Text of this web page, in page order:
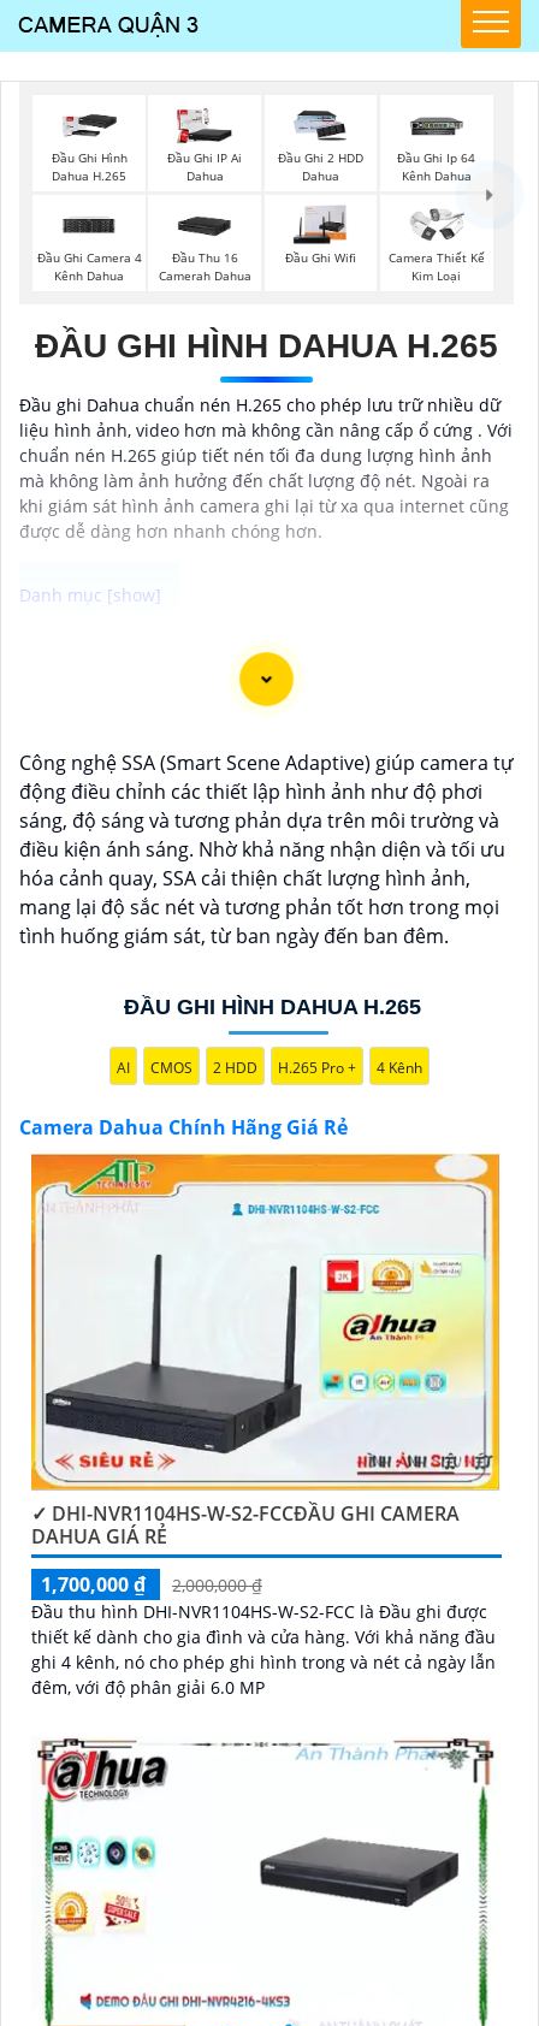
Đầu Ghi Hình
Dahua H.265
Đầu Ghi IP Ai
Dahua
Đầu Ghi 2 HDD
Dahua
Đầu Ghi Ip 64
Kênh Dahua
Đầu Ghi Camera 4
Kênh Dahua
Đầu Thu 16
Camerah Dahua
Đầu Ghi Wifi
Camera Thiết Kế
Kim Loại
ĐẦU GHI HÌNH DAHUA H.265
Đầu ghi Dahua chuẩn nén H.265 cho phép lưu trữ nhiều dữ
liệu hình ảnh, video hơn mà không cần nâng cấp ổ cứng . Với
chuẩn nén H.265 giúp tiết nén tối đa dung lượng hình ảnh
mà không làm ảnh hưởng đến chất lượng độ nét. Ngoài ra
khi giám sát hình ảnh camera ghi lại từ xa qua internet cũng
được dễ dàng hơn nhanh chóng hơn.
Dạ chắc chắn, đây là tư vấn của tôi về Camera Dahua
chính hãng giá rẻ và chất lượng:
Camera Dahua là một thương hiệu nổi tiếng về sản
mua Camera Dahua chính hãng, bạn nên mua từ các
cửa hàng uy tín hoặc các đại lý chính thức của
Dahua.☄️3:Mức giá của Camera Dahua có thể thay
đổi tùy vào model và chức năng của camera. Bạn nên
tìm hiểu kỹ trước khi đầu tư.🎖️4:Chất lượng của
Camera Dahua được đánh giá cao với độ phân giải
cao, tính năng thông minh và độ tin cậy.💖5:Nếu bạn
trên các website thương mại điện tử hoặc tại các cửa
Hy vọng rằng những thông tin trên sẽ giúp bạn chọn
lựa được Camera Dahua chính hãng, giá rẻ và chất
lượng. Nếu bạn có thêm câu hỏi hoặc cần tư vấn
thêm, đừng ngần ngại để lại Cung cấp cho công trình
biết.
Công nghệ SSA (Smart Scene Adaptive) giúp camera tự
động điều chỉnh các thiết lập hình ảnh như độ phơi
sáng, độ sáng và tương phản dựa trên môi trường và
điều kiện ánh sáng. Nhờ khả năng nhận diện và tối ưu
hóa cảnh quay, SSA cải thiện chất lượng hình ảnh,
mang lại độ sắc nét và tương phản tốt hơn trong mọi
tình huống giám sát, từ ban ngày đến ban đêm.
ĐẦU GHI HÌNH DAHUA H.265
AI CMOS 2 HDD H.265 Pro + 4 Kênh
Camera Dahua Chính Hãng Giá Rẻ
✓ DHI-NVR1104HS-W-S2-FCCĐẦU GHI CAMERA
DAHUA GIÁ RẺ
1,700,000 ₫
2,000,000 ₫
Đầu thu hình DHI-NVR1104HS-W-S2-FCC là Đầu ghi được
thiết kế dành cho gia đình và cửa hàng. Với khả năng đầu
ghi 4 kênh, nó cho phép ghi hình trong và nét cả ngày lẫn
đêm, với độ phân giải 6.0 MP